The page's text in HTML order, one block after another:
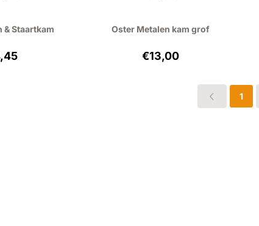
& Staartkam
Prijs: 4,45, exclusief btw: 3,68
Oster Metalen kam grof
Prijs: 13,00, exclusief
€13,00
1